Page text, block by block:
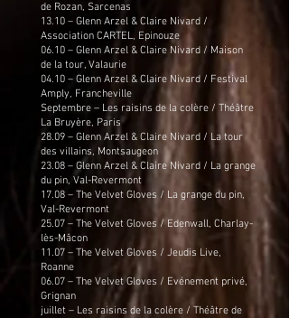
de Rozan, Sarcenas
13.10 – Glenn Arzel & Claire Nivard /
Association CARTEL, Epinouze
06.10 – Glenn Arzel & Claire Nivard / Maison
de la tour, Valaurie
04.10 – Glenn Arzel & Claire Nivard / Festival
Amply, Francheville
Septembre – Les raisins de la colère / Théâtre
La Bruyère, Paris
28.09 – Glenn Arzel & Claire Nivard / La tour
des villains, Montsaugeon
23.08 – Glenn Arzel & Claire Nivard / La grange
du pin, Val-Revermont
17.08 – The Velvet Gloves / La grange du pin,
Val-Revermont
25.07 – The Velvet Gloves / Edenwall, Charlay-
lès-Mâcon
11.07 – The Velvet Gloves / Jeudis Live,
Roanne
06.07 – The Velvet Gloves / Evénement privé,
Grignan
juillet – Les raisins de la colère / Théâtre de